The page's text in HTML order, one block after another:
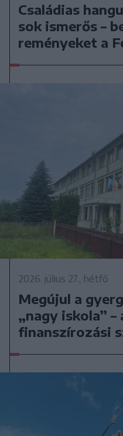
Családias
sok ismerős –
reményeket a
2026. július 27., hétfő
Megújul a
„nagy iskola” –
finanszírozási